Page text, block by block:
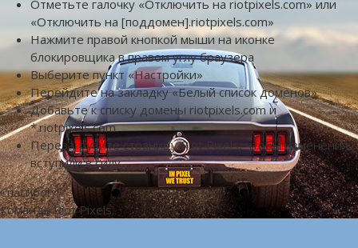
Отметьте галочку «Отключить на riotpixels.com» или
«Отключить на [поддомен].riotpixels.com»
Нажмите правой кнопкой мыши на иконке
блокировщика в правом углу браузера
Выберите пункт «Настройки»
Перейдите на закладку «Белый список доменов»
Добавьте к списку домены riotpixels.com и
*.riotpixels.com
Перезагрузите страницу Riot Pixels, чтобы изменения
вступили в силу
Спасибо!
Команда Riot Pixels.